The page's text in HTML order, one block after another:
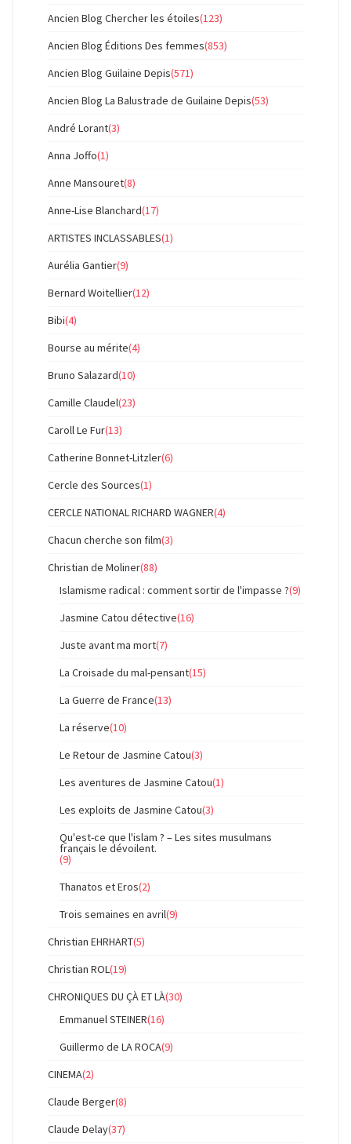
Ancien Blog Chercher les étoiles(123)
Ancien Blog Éditions Des femmes(853)
Ancien Blog Guilaine Depis(571)
Ancien Blog La Balustrade de Guilaine Depis(53)
André Lorant(3)
Anna Joffo(1)
Anne Mansouret(8)
Anne-Lise Blanchard(17)
ARTISTES INCLASSABLES(1)
Aurélia Gantier(9)
Bernard Woitellier(12)
Bibi(4)
Bourse au mérite(4)
Bruno Salazard(10)
Camille Claudel(23)
Caroll Le Fur(13)
Catherine Bonnet-Litzler(6)
Cercle des Sources(1)
CERCLE NATIONAL RICHARD WAGNER(4)
Chacun cherche son film(3)
Christian de Moliner(88)
Islamisme radical : comment sortir de l'impasse ?(9)
Jasmine Catou détective(16)
Juste avant ma mort(7)
La Croisade du mal-pensant(15)
La Guerre de France(13)
La réserve(10)
Le Retour de Jasmine Catou(3)
Les aventures de Jasmine Catou(1)
Les exploits de Jasmine Catou(3)
Qu'est-ce que l'islam ? – Les sites musulmans
français le dévoilent.
(9)
Thanatos et Eros(2)
Trois semaines en avril(9)
Christian EHRHART(5)
Christian ROL(19)
CHRONIQUES DU ÇÀ ET LÀ(30)
Emmanuel STEINER(16)
Guillermo de LA ROCA(9)
CINEMA(2)
Claude Berger(8)
Claude Delay(37)